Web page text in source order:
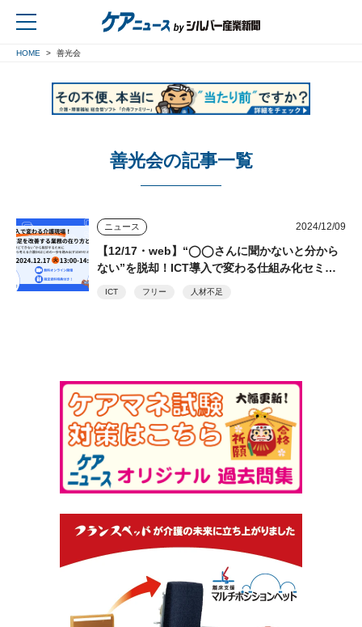
HOME 善光会
善光会の記事一覧
ニュース 2024/12/09
【12/17・web】“◯◯さんに聞かないと分から
ない”を脱却！ICT導入で変わる仕組み化セミナ
ICT フリー 人材不足